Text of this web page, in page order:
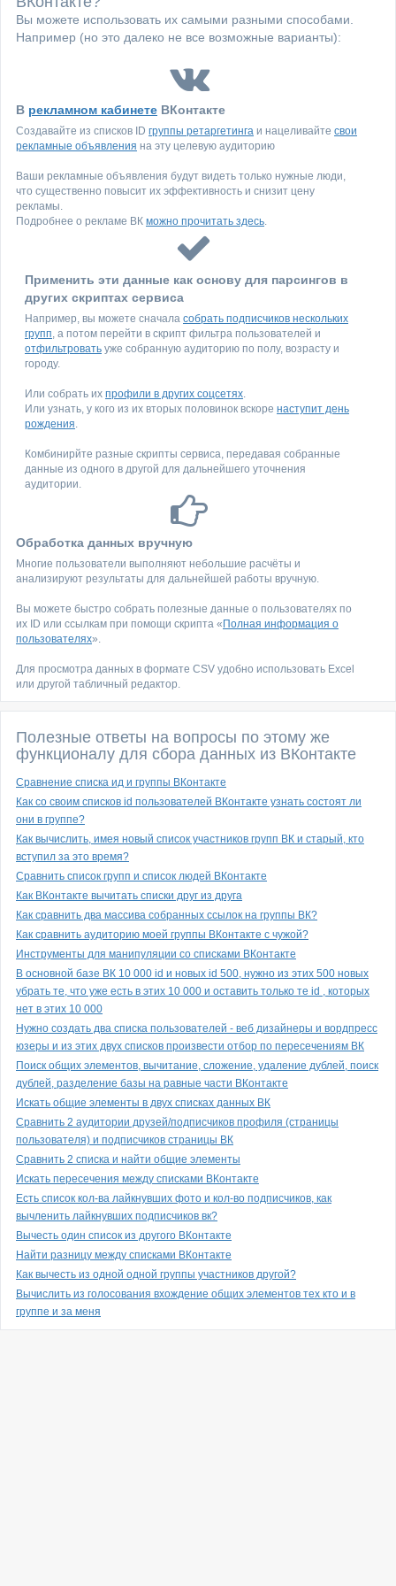
Вы можете использовать их самыми разными способами.
Например (но это далеко не все возможные варианты):
В рекламном кабинете ВКонтакте
Создавайте из списков ID группы ретаргетинга и нацеливайте свои
рекламные объявления на эту целевую аудиторию
Ваши рекламные объявления будут видеть только нужные люди,
что существенно повысит их эффективность и снизит цену
рекламы.
Подробнее о рекламе ВК можно прочитать здесь.
Применить эти данные как основу для парсингов в
других скриптах сервиса
Например, вы можете сначала собрать подписчиков нескольких
групп, а потом перейти в скрипт фильтра пользователей и
отфильтровать уже собранную аудиторию по полу, возрасту и
городу.
Или собрать их профили в других соцсетях.
Или узнать, у кого из их вторых половинок вскоре наступит день
рождения.
Комбинирйте разные скрипты сервиса, передавая собранные
данные из одного в другой для дальнейшего уточнения
аудитории.
Обработка данных вручную
Многие пользователи выполняют небольшие расчёты и
анализируют результаты для дальнейшей работы вручную.
Вы можете быстро собрать полезные данные о пользователях по
их ID или ссылкам при помощи скрипта « Полная информация о
пользователях».
Для просмотра данных в формате CSV удобно использовать Excel
или другой табличный редактор.
Полезные ответы на вопросы по этому же
функционалу для сбора данных из ВКонтакте
Сравнение списка ид и группы ВКонтакте
Как со своим списков id пользователей ВКонтакте узнать состоят ли
они в группе?
Как вычислить, имея новый список участников групп ВК и старый, кто
вступил за это время?
Сравнить список групп и список людей ВКонтакте
Как ВКонтакте вычитать списки друг из друга
Как сравнить два массива собранных ссылок на группы ВК?
Как сравнить аудиторию моей группы ВКонтакте с чужой?
Инструменты для манипуляции со списками ВКонтакте
В основной базе ВК 10 000 id и новых id 500, нужно из этих 500 новых
убрать те, что уже есть в этих 10 000 и оставить только те id , которых
нет в этих 10 000
Нужно создать два списка пользователей - веб дизайнеры и вордпресс
юзеры и из этих двух списков произвести отбор по пересечениям ВК
Поиск общих элементов, вычитание, сложение, удаление дублей, поиск
дублей, разделение базы на равные части ВКонтакте
Искать общие элементы в двух списках данных ВК
Сравнить 2 аудитории друзей/подписчиков профиля (страницы
пользователя) и подписчиков страницы ВК
Сравнить 2 списка и найти общие элементы
Искать пересечения между списками ВКонтакте
Есть список кол-ва лайкнувших фото и кол-во подписчиков, как
вычленить лайкнувших подписчиков вк?
Вычесть один список из другого ВКонтакте
Найти разницу между списками ВКонтакте
Как вычесть из одной одной группы участников другой?
Вычислить из голосования вхождение общих элементов тех кто и в
группе и за меня